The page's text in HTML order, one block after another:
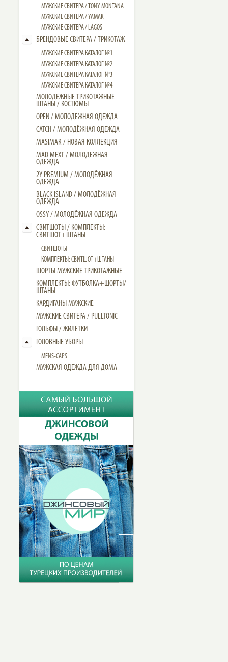
МУЖСКИЕ CВИТЕРА / TONY MONTANA
МУЖСКИЕ СВИТЕРА / YAMAK
МУЖСКИЕ СВИТЕРА / LAGOS
БРЕНДОВЫЕ СВИТЕРА / ТРИКОТАЖ
МУЖСКИЕ СВИТЕРА КАТАЛОГ №1
МУЖСКИЕ СВИТЕРА КАТАЛОГ №2
МУЖСКИЕ СВИТЕРА КАТАЛОГ №3
МУЖСКИЕ СВИТЕРА КАТАЛОГ №4
МОЛОДЕЖНЫЕ ТРИКОТАЖНЫЕ
ШТАНЫ / КОСТЮМЫ
OPEN / МОЛОДЕЖНАЯ ОДЕЖДА
CATCH / МОЛОДЁЖНАЯ ОДЕЖДА
MASIMAR / НОВАЯ КОЛЛЕКЦИЯ
MAD MEXT / МОЛОДЕЖНАЯ
ОДЕЖДА
2Y PREMIUM / МОЛОДЁЖНАЯ
ОДЕЖДА
BLACK ISLAND / МОЛОДЁЖНАЯ
ОДЕЖДА
OSSY / МОЛОДЁЖНАЯ ОДЕЖДА
СВИТШОТЫ / КОМПЛЕКТЫ:
СВИТШОТ+ШТАНЫ
СВИТШОТЫ
КОМПЛЕКТЫ: СВИТШОТ+ШТАНЫ
ШОРТЫ МУЖСКИЕ ТРИКОТАЖНЫЕ
КОМПЛЕКТЫ: ФУТБОЛКА+ШОРТЫ/
ШТАНЫ
КАРДИГАНЫ МУЖСКИЕ
МУЖСКИЕ СВИТЕРА / PULLTONIC
ГОЛЬФЫ / ЖИЛЕТКИ
ГОЛОВНЫЕ УБОРЫ
MENS-CAPS
МУЖСКАЯ ОДЕЖДА ДЛЯ ДОМА